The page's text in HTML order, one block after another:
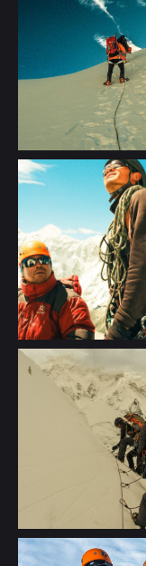
Блог
О клубе
Договор
Условия бронирования
Полезное для клиента
Все направления
Килиманджаро
Швейцария